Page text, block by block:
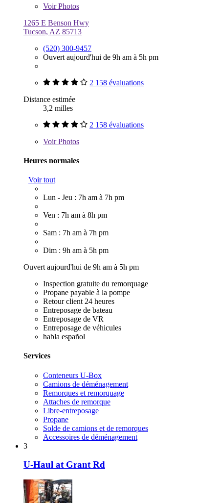
VoirPhotos
1265 E Benson Hwy
Tucson, AZ 85713
(520) 300-9457
Ouvert aujourd'hui de 9h am à 5h pm
2 158 évaluations
Distance estimée
3,2 milles
2 158 évaluations
VoirPhotos
Heures normales
Voir tout
Lun - Jeu : 7h am à 7h pm
Ven : 7h am à 8h pm
Sam : 7h am à 7h pm
Dim : 9h am à 5h pm
Ouvert aujourd'hui de 9h am à 5h pm
Inspection gratuite du remorquage
Propane payable à la pompe
Retour client 24 heures
Entreposage de bateau
Entreposage de VR
Entreposage de véhicules
habla español
Services
Conteneurs U-Box
Camions de déménagement
Remorques et remorquage
Attaches de remorque
Libre-entreposage
Propane
Solde de camions et de remorques
Accessoires de déménagement
3
U-Haul at Grant Rd